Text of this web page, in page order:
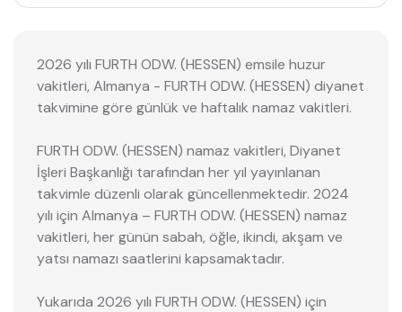
2026 yılı FURTH ODW. (HESSEN) emsile huzur
vakitleri, Almanya - FURTH ODW. (HESSEN) diyanet
takvimine göre günlük ve haftalık namaz vakitleri.
FURTH ODW. (HESSEN) namaz vakitleri, Diyanet
İşleri Başkanlığı tarafından her yıl yayınlanan
takvimle düzenli olarak güncellenmektedir. 2024
yılı için Almanya – FURTH ODW. (HESSEN) namaz
vakitleri, her günün sabah, öğle, ikindi, akşam ve
yatsı namazı saatlerini kapsamaktadır.
Yukarıda 2026 yılı FURTH ODW. (HESSEN) için